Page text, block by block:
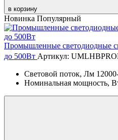
в корзину
Новинка Популярный
Промышленные светодиодные
до 500Вт Артикул:
Световой поток, Лм
Номинальная мощность,